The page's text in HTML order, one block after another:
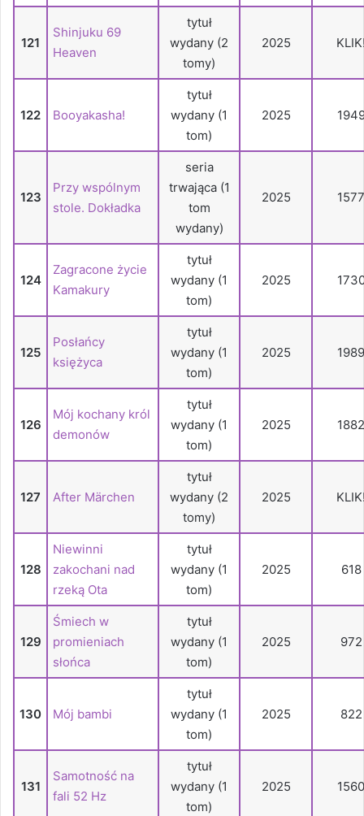
121
Shinjuku 69
Heaven
tytuł
wydany (2
tomy)
2025
122 Booyakasha!
tytuł
wydany (1
tom)
2025
123
Przy wspólnym
stole. Dokładka
seria
trwająca (1
tom
wydany)
2025 1577
124
Zagracone życie
Kamakury
tytuł
wydany (1
tom)
2025
125
Posłańcy
księżyca
tytuł
wydany (1
tom)
2025 1989
126
Mój kochany król
demonów
tytuł
wydany (1
tom)
2025 1882
127 After Märchen
tytuł
wydany (2
tomy)
2025
128
Niewinni
zakochani nad
rzeką Ota
tytuł
wydany (1
tom)
2025 618
129
Śmiech w
promieniach
słońca
tytuł
wydany (1
tom)
2025 972
130 Mój bambi
tytuł
wydany (1
tom)
2025 822
131
Samotność na
fali 52 Hz
tytuł
wydany (1
tom)
2025 1560